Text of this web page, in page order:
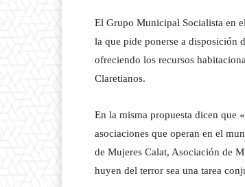
El Grupo Municipal Socialista en
la que pide ponerse a disposición
ofreciendo los recursos
Claretianos.
En la misma propuesta dicen que
asociaciones que operan en el
de Mujeres Calat, Asociación de
huyen del terror sea una tarea